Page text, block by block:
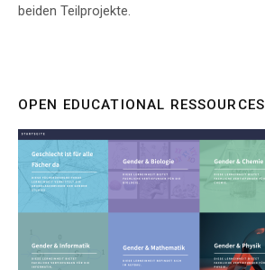
beiden Teilprojekte.
OPEN EDUCATIONAL RESSOURCES